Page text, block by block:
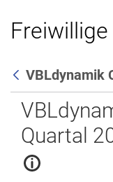
Zurück
VBLdynamik
Quartal